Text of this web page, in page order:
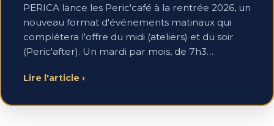
PERICA lance les Peric'café à la rentrée 2026, un
nouveau format d'événements matinaux qui
complétera l'offre du midi (ateliers) et du soir
(Peric'after). Un mardi par mois, de 7h3…
Lire l'article ›